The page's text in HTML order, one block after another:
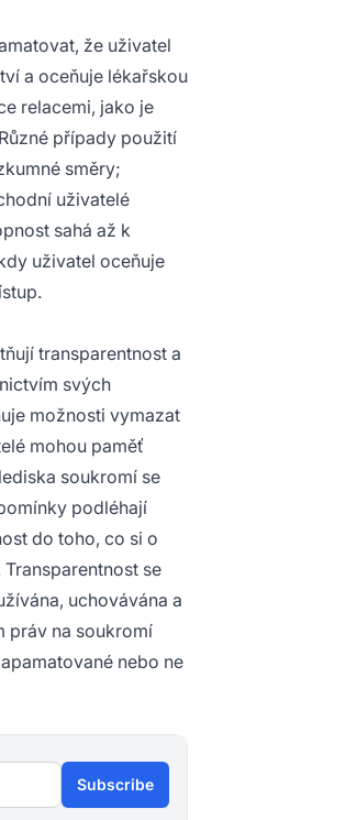
že uživatel
a oceňuje lékařskou
relacemi, jako je
případy použití
směry;
uživatelé
sahá až k
uživatel oceňuje
transparentnost a
svých
možnosti vymazat
mohou paměť
soukromí se
podléhají
do toho, co si o
se
uchovávána a
práv na soukromí
nebo ne
Subscribe